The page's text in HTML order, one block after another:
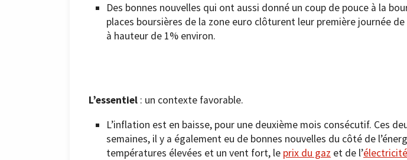
Des bonnes nouvelles qui ont aussi donné un coup de pouce à la
places boursières de la zone euro clôturent leur première journée
à hauteur de 1% environ.
L’essentiel : un contexte favorable.
L’inflation est en baisse, pour une deuxième mois consécutif. Ces
semaines, il y a également eu de bonnes nouvelles du côté de
températures élevées et un vent fort, le prix du gaz et de l’électricité